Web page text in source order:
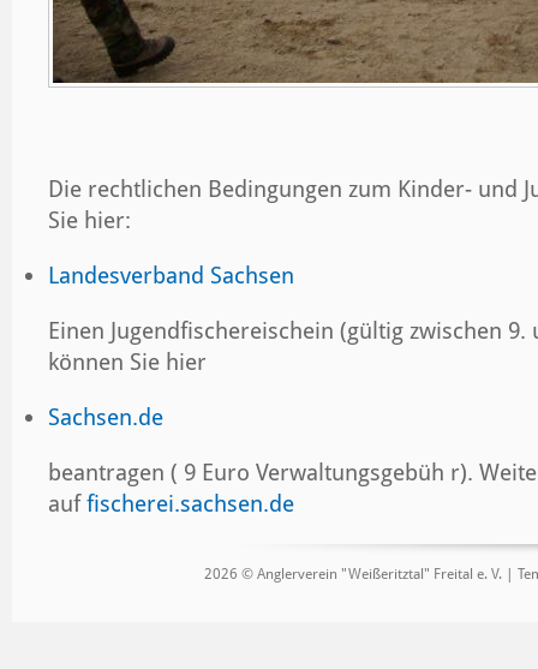
Die rechtlichen Bedingungen zum Kinder- und
Sie hier:
Landesverband Sachsen
Einen Jugendfischereischein (gültig zwischen 9.
können Sie hier
Sachsen.de
beantragen ( 9 Euro Verwaltungsgebüh r).
auffischerei.sachsen.de
2026 © Anglerverein "Weißeritztal" Freital e. V. |